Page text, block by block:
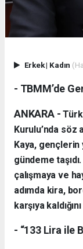
Erkek| Kadın
- TBMM’de
ANKARA -
Kurulu’nda
Kaya, gençlerin
gündeme
çalışmaya ve
adımda kira,
karşıya
- “133 Lira ile